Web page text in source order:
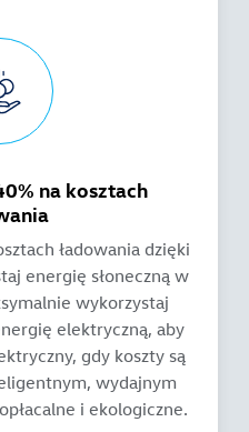
na kosztach
ładowania dzięki
energię słoneczną w
wykorzystaj
elektryczną, aby
gdy koszty są
wydajnym
i ekologiczne.